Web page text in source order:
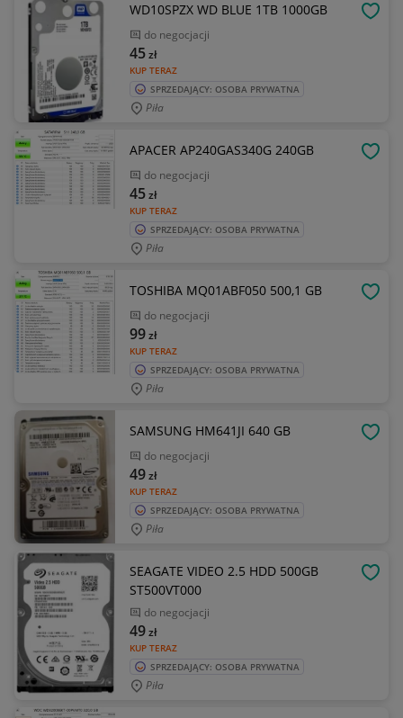
WD10SPZX WD BLUE 1TB 1000GB
do negocjacji
KUP TERAZ
45zł
SPRZEDAJĄCY: OSOBA PRYWATNA
Piła
APACER AP240GAS340G 240GB
do negocjacji
KUP TERAZ
45zł
SPRZEDAJĄCY: OSOBA PRYWATNA
Piła
TOSHIBA MQ01ABF050 500,1 GB
do negocjacji
KUP TERAZ
99zł
SPRZEDAJĄCY: OSOBA PRYWATNA
Piła
SAMSUNG HM641JI 640 GB
do negocjacji
KUP TERAZ
49zł
SPRZEDAJĄCY: OSOBA PRYWATNA
Piła
SEAGATE VIDEO 2.5 HDD 500GB
ST500VT000
do negocjacji
KUP TERAZ
49zł
SPRZEDAJĄCY: OSOBA PRYWATNA
Piła